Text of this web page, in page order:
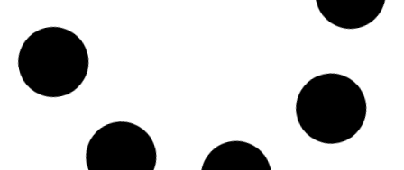
navigazione. Utilizzando il nostro sito web acconsenti a tutti i cookie in
LEGGI L'INFORMATIVA
STRETTAMENTE NECESSARI
TARGETING
INSTALLA TUTTI I COOKIE SOLO COOKIE TECNICI